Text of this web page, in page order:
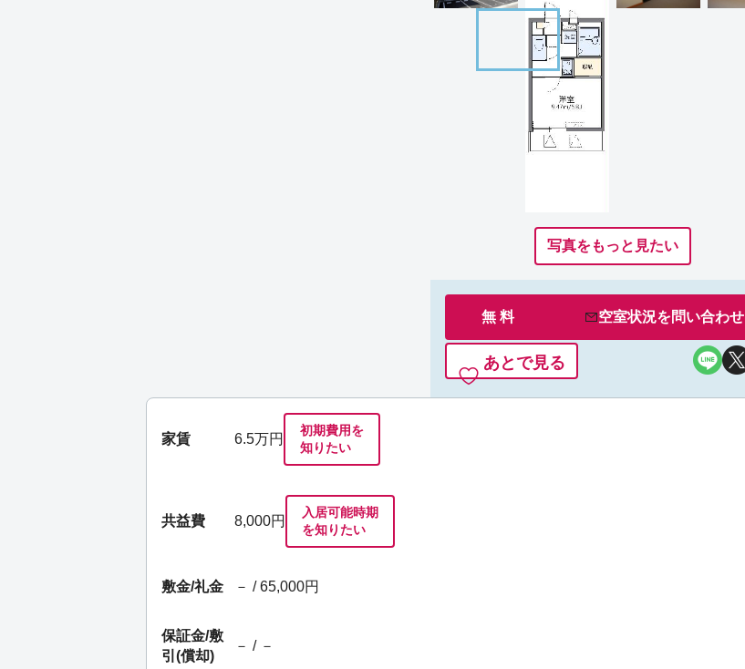
写真をもっと見たい
無 料 空室状況を問い合わせ
あとで見る
家賃 6.5万円
初期費用を
知りたい
共益費 8,000円
入居可能時期
を知りたい
敷金/礼金 － / 65,000円
保証金/敷
引(償却)
－ / －